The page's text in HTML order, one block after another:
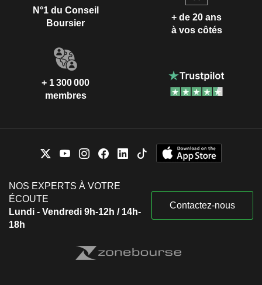
N°1 du Conseil
Boursier
+ de 20 ans
à vos côtés
+ 1 300 000
membres
NOS EXPERTS À VOTRE
ÉCOUTE
Lundi - Vendredi 9h-12h / 14h-
18h
Contactez-nous